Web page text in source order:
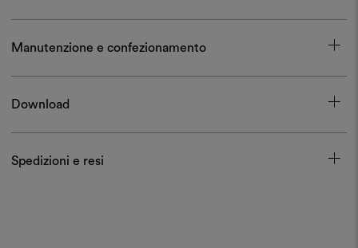
Manutenzione e confezionamento
Download
Spedizioni e resi